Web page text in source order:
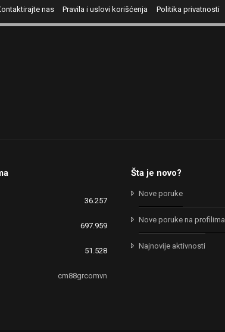
nas Pravila i uslovi korišćenja Politika privatnosti
36.257
697.959
51.528
cm88grcomvn
Šta je novo?
Nove poruke
Nove poruke na profilima
Najnovije aktivnosti